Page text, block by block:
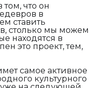
том, что он
в
ставить
столько мы можем
находятся в
это проект, тем,
самое активное
культурного